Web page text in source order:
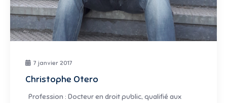
7 janvier 2017
Christophe Otero
Profession : Docteur en droit public, qualifié aux